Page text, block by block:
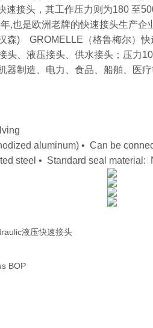
接头，其工作压力则为180 至
,也是欧洲老牌的快速接头生产
森) GROMELLE（格鲁梅尔）
头、液压接头、供水接头；压力
制造、电力、食品、船舶、医
aluminum) • Can be
steel • Standard seal material:
液压快速接头
BOP